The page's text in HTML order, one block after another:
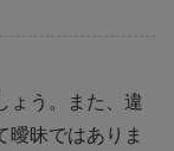
ょう。また、違
曖昧ではありま